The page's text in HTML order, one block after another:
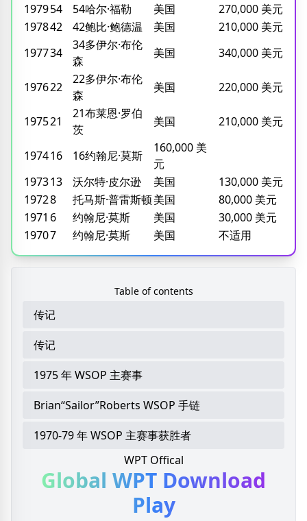
197954 54哈尔·福勒 美国
270,000 美元
197842 42鲍比·鲍德温 美国
210,000 美元
197734
34多伊尔·布伦
森
美国 340,000 美元
197622
22多伊尔·布伦
森
美国 220,000 美元
197521
21布莱恩·罗伯
茨
美国 210,000 美元
197416 16约翰尼·莫斯
160,000 美
元
197313 沃尔特·皮尔逊 美国
130,000 美元
19728 托马斯·普雷斯顿美国
80,000 美元
1971 6 约翰尼·莫斯 美国
30,000 美元
19707 约翰尼·莫斯 美国 不适用
Table of contents
传记
传记
1975 年 WSOP 主赛事
Brian“Sailor”Roberts WSOP 手链
1970-79 年 WSOP 主赛事获胜者
WPT Offical
Global WPT Download
Play